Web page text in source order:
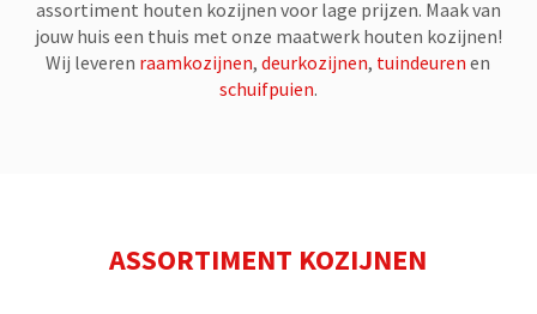
assortiment houten kozijnen voor lage prijzen. Maak van
jouw huis een thuis met onze maatwerk houten kozijnen!
Wij leveren raamkozijnen,deurkozijnen, tuindeuren en
schuifpuien.
ASSORTIMENT KOZIJNEN